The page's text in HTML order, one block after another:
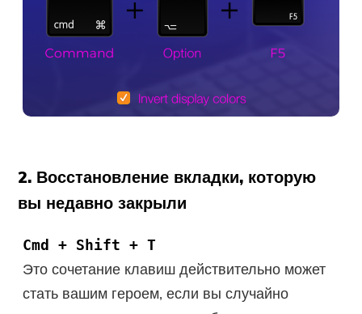
2. Восстановление вкладки, которую
вы недавно закрыли
Cmd + Shift + T
Это сочетание клавиш действительно может
стать вашим героем, если вы случайно